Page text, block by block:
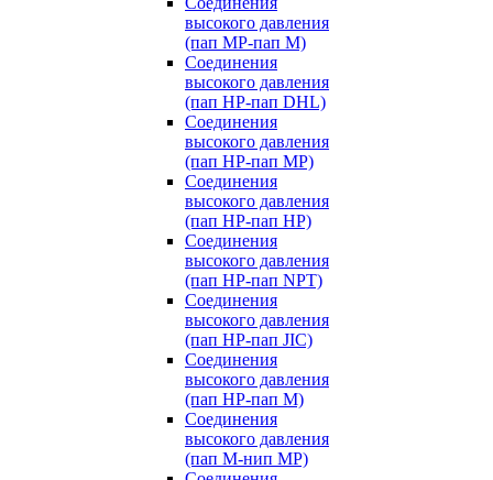
высокого давления
(пап MP-пап M)
Соединения
высокого давления
(пап HP-пап DHL)
Соединения
высокого давления
(пап HP-пап MP)
Соединения
высокого давления
(пап HP-пап HP)
Соединения
высокого давления
(пап HP-пап NPT)
Соединения
высокого давления
(пап HP-пап JIC)
Соединения
высокого давления
(пап HP-пап M)
Соединения
высокого давления
(пап M-нип MP)